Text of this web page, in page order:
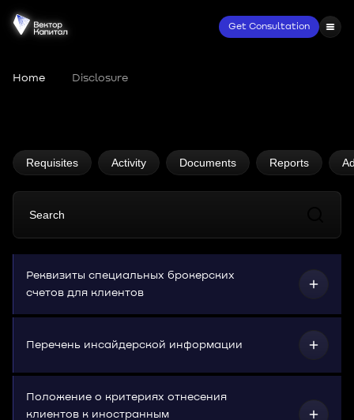
Get Consultation
Home Disclosure
Requisites Activity Documents Reports
Реквизиты специальных брокерских
счетов для клиентов
Перечень инсайдерской информации
Положение о критериях отнесения
клиентов к иностранным